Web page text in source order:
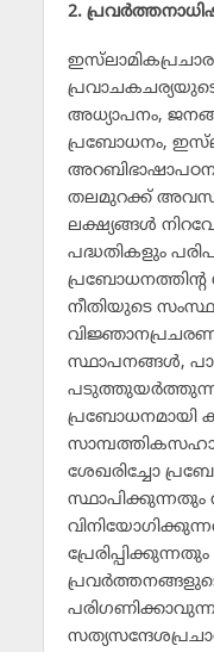
2.
അധ്യാപനം,
പ്രബോധനം,
തലമുറക്ക്
ലക്ഷ്യങ്ങള്‍
പദ്ധതികളും
നീതിയുടെ
സ്ഥാപനങ്ങള്‍,
പ്രബോധനമായി
ശേഖരിച്ചോ